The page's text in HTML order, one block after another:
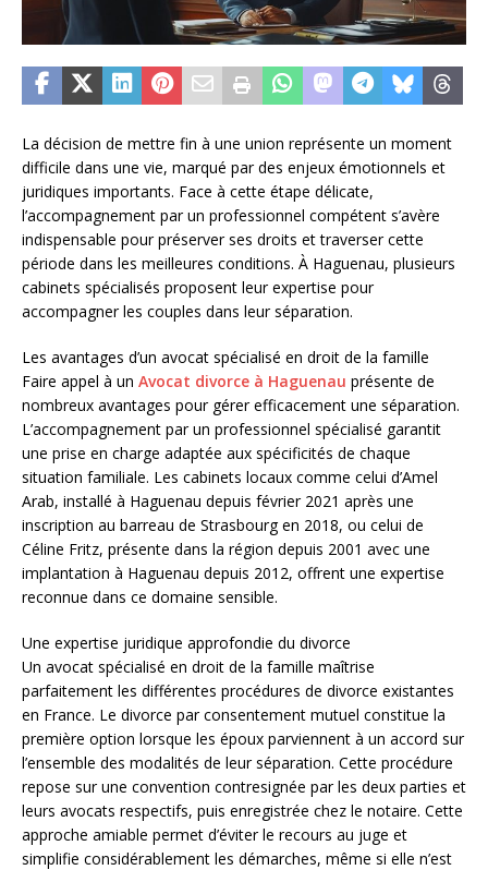
La décision de mettre fin à une union représente un moment
difficile dans une vie, marqué par des enjeux émotionnels et
juridiques importants. Face à cette étape délicate,
l’accompagnement par un professionnel compétent s’avère
indispensable pour préserver ses droits et traverser cette
période dans les meilleures conditions. À Haguenau, plusieurs
cabinets spécialisés proposent leur expertise pour
accompagner les couples dans leur séparation.
Les avantages d’un avocat spécialisé en droit de la famille
Faire appel à un Avocat divorce à Haguenau présente de
nombreux avantages pour gérer efficacement une séparation.
L’accompagnement par un professionnel spécialisé garantit
une prise en charge adaptée aux spécificités de chaque
situation familiale. Les cabinets locaux comme celui d’Amel
Arab, installé à Haguenau depuis février 2021 après une
inscription au barreau de Strasbourg en 2018, ou celui de
Céline Fritz, présente dans la région depuis 2001 avec une
implantation à Haguenau depuis 2012, offrent une expertise
reconnue dans ce domaine sensible.
Une expertise juridique approfondie du divorce
Un avocat spécialisé en droit de la famille maîtrise
parfaitement les différentes procédures de divorce existantes
en France. Le divorce par consentement mutuel constitue la
première option lorsque les époux parviennent à un accord sur
l’ensemble des modalités de leur séparation. Cette procédure
repose sur une convention contresignée par les deux parties et
leurs avocats respectifs, puis enregistrée chez le notaire. Cette
approche amiable permet d’éviter le recours au juge et
simplifie considérablement les démarches, même si elle n’est